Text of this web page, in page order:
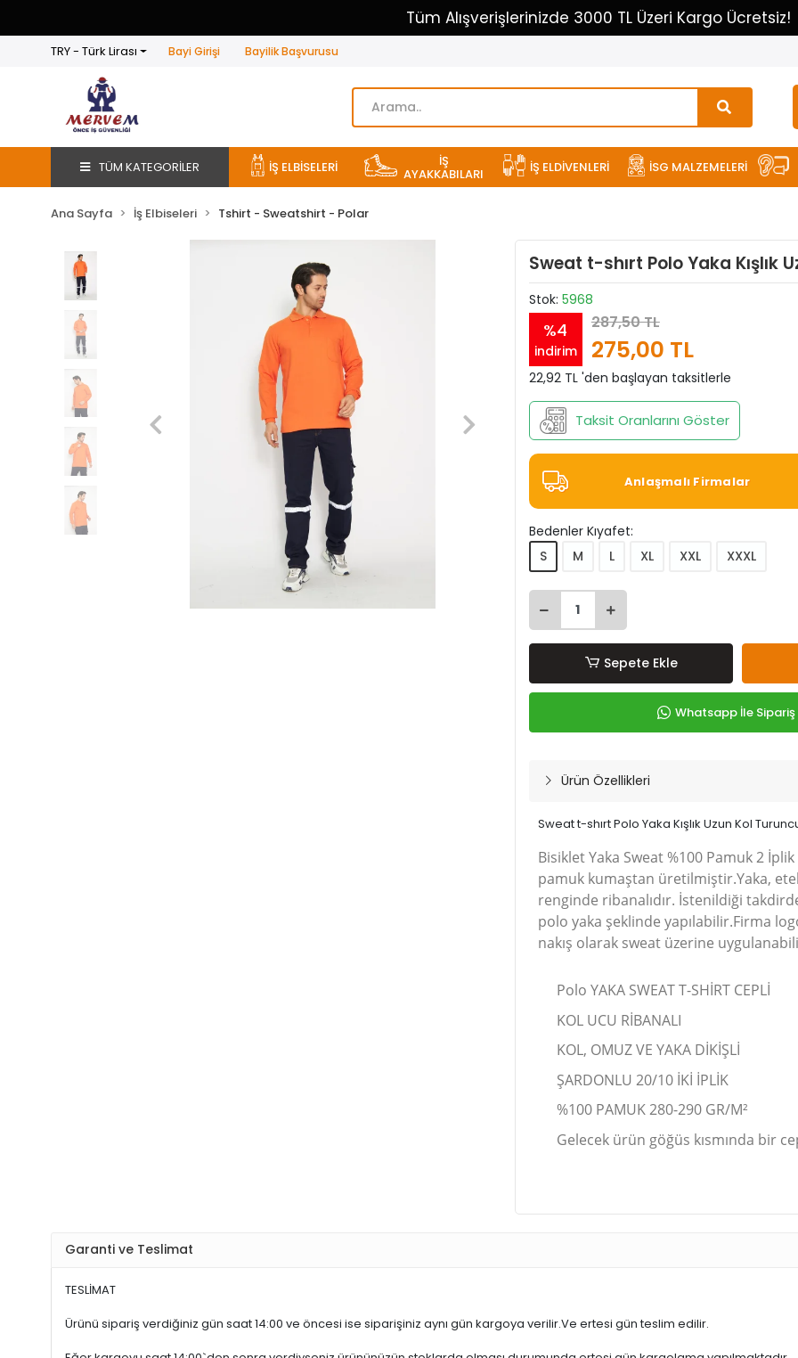
Tüm Alışverişlerinizde 3000 TL Üzeri Kargo Ücretsiz!
TRY - Türk Lirası Bayi Girişi Bayilik Başvurusu
TÜM KATEGORİLER İŞ ELBİSELERİ İŞ
AYAKKABILARI İŞ ELDİVENLERİ İSG MALZEMELERİ
Ana Sayfa İş Elbiseleri Tshirt - Sweatshirt - Polar
Sweat t-shırt Polo Yaka Kışlık
Stok: 5968
%4
indirim
287,50 TL
275,00 TL
22,92 TL 'den başlayan taksitlerle
Taksit Oranlarını Göster
Anlaşmalı Firmalar
Bedenler Kıyafet:
S
M L XL XXL XXXL
Sepete Ekle
Whatsapp İle Sipariş
Ürün Özellikleri
Sweat t-shırt Polo Yaka Kışlık Uzun Kol
Bisiklet Yaka Sweat %100 Pamuk 2
pamuk kumaştan üretilmiştir.Yaka,
renginde ribanalıdır. İstenildiği
polo yaka şeklinde yapılabilir.Firma
nakış olarak sweat üzerine
Polo YAKA SWEAT T-SHİRT CEPLİ
KOL UCU RİBANALI
KOL, OMUZ VE YAKA DİKİŞLİ
ŞARDONLU 20/10 İKİ İPLİK
%100 PAMUK 280-290 GR/M²
Gelecek ürün göğüs kısmında bir
Garanti ve Teslimat
TESLİMAT
Ürünü sipariş verdiğiniz gün saat 14:00 ve öncesi ise siparişiniz aynı gün kargoya verilir.Ve ertesi gün teslim edilir.